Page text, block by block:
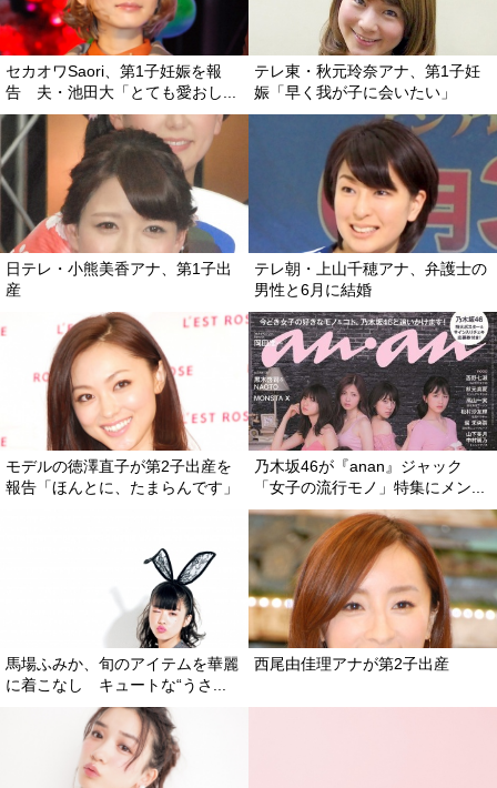
セカオワSaori、第1子妊娠を報
告 夫・池田大「とても愛おし...
テレ東・秋元玲奈アナ、第1子妊
娠「早く我が子に会いたい」
日テレ・小熊美香アナ、第1子出
産
テレ朝・上山千穂アナ、弁護士の
男性と6月に結婚
モデルの徳澤直子が第2子出産を
報告「ほんとに、たまらんです」
乃木坂46が『anan』ジャック
「女子の流行モノ」特集にメン...
馬場ふみか、旬のアイテムを華麗
に着こなし キュートな“うさ...
西尾由佳理アナが第2子出産